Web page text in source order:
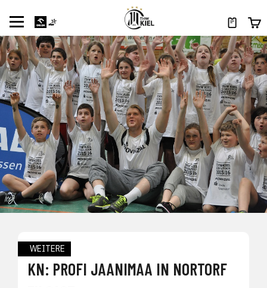
WEITERE
KN: PROFI JAANIMAA IN NORTORF